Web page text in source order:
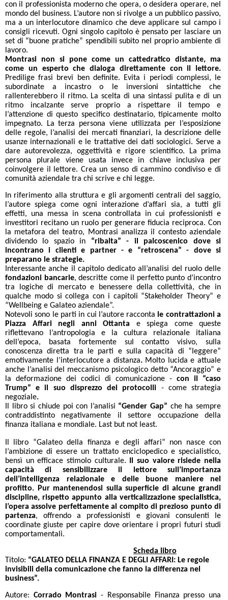
con il professionista moderno che opera, o desidera operare, nel
mondo del business. L’autore non si rivolge a un pubblico passivo,
ma a un interlocutore dinamico che deve applicare sul campo i
consigli ricevuti. Ogni singolo capitolo è pensato per lasciare un
set di “buone pratiche” spendibili subito nel proprio ambiente di
lavoro.
Montrasi non si pone come un cattedratico distante, ma
come un esperto che dialoga direttamente con il lettore.
Predilige frasi brevi ben definite. Evita i periodi complessi, le
subordinate a incastro o le inversioni sintattiche che
rallenterebbero il ritmo. La scelta di una sintassi pulita e di un
ritmo incalzante serve proprio a rispettare il tempo e
l’attenzione di questo specifico destinatario, tipicamente molto
impegnato. La terza persona viene utilizzata per l’esposizione
delle regole, l’analisi dei mercati finanziari, la descrizione delle
usanze internazionali e le trattative dei dati sociologici. Serve a
dare autorevolezza, oggettività e rigore scientifico. La prima
persona plurale viene usata invece in chiave inclusiva per
coinvolgere il lettore. Crea un senso di cammino condiviso e di
comunità aziendale tra chi scrive e chi legge.
In riferimento alla struttura e gli argomenti centrali del saggio,
l’autore spiega come ogni interazione d’affari sia, a tutti gli
effetti, una messa in scena controllata in cui professionisti e
investitori recitano un ruolo per generare fiducia reciproca. Con
la metafora del teatro, Montrasi analizza il contesto aziendale
dividendo lo spazio in “ribalta” - il palcoscenico dove si
incontrano i clienti e partner - e “retroscena” - dove si
preparano le strategie.
Interessante anche il capitolo dedicato all’analisi del ruolo delle
fondazioni bancarie, descritte come il perfetto punto d’incontro
tra logiche di mercato e benessere della collettività, che in
qualche modo si collega con i capitoli “Stakeholder Theory” e
“Wellbeing e Galateo aziendale”.
Notevoli sono le parti in cui l’autore racconta le contrattazioni a
Piazza Affari negli anni Ottanta e spiega come queste
riflettevano l’antropologia e la cultura relazionale italiana
dell’epoca, basata fortemente sul contatto visivo, sulla
conoscenza diretta tra le parti e sulla capacità di “leggere”
emotivamente l’interlocutore a distanza. Molto lucida e attuale
anche l’analisi del meccanismo psicologico detto “Ancoraggio” e
la deformazione dei codici di comunicazione - con il “caso
Trump” e il suo disprezzo dei protocolli - come strategia
negoziale.
Il libro si chiude poi con l’analisi “Gender Gap” che ha sempre
contraddistinto negativamente il settore occupazione della
finanza italiana e mondiale. Last but not least.
Il libro “Galateo della finanza e degli affari” non nasce con
l’ambizione di essere un trattato enciclopedico e specialistico,
bensì un efficace stimolo culturale.
Il suo valore risiede nella
capacità di sensibilizzare il lettore sull’importanza
dell’intelligenza relazionale e delle buone maniere nel
profitto.
Pur mantenendosi sulla superficie di alcune grandi
discipline, rispetto appunto alla verticalizzazione specialistica,
l’opera assolve perfettamente al compito di prezioso punto di
partenza, offrendo a professionisti e giovani consulenti le
coordinate giuste per capire dove orientare i propri futuri studi
comportamentali.
Scheda libro
Titolo: “GALATEO DELLA FINANZA E DEGLI AFFARI: Le regole
invisibili della comunicazione che fanno la differenza nel
business”.
Autore: Corrado Montrasi - Responsabile Finanza presso una